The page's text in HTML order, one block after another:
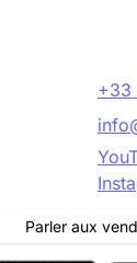
+33
Parler aux